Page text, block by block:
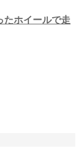
たホイールで走